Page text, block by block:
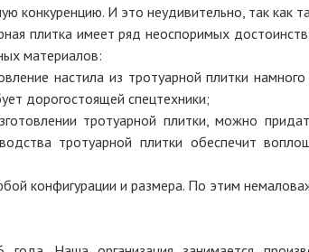
конкуренцию. И это неудивительно, так как
плитка имеет ряд неоспоримых
материалов:
настила из тротуарной плитки
дорогостоящей спецтехники;
тротуарной плитки, можно
тротуарной плитки обеспечит
конфигурации и размера. По этим